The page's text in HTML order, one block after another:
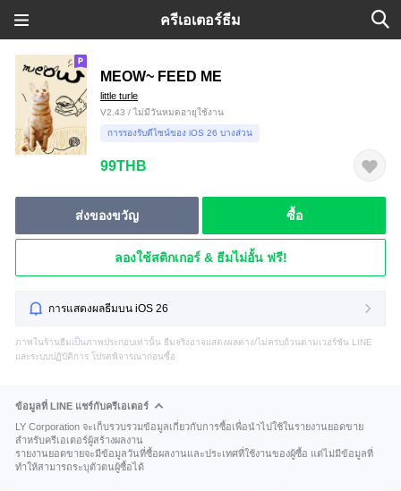
ครีเอเตอร์ธีม
MEOW~ FEED ME
little turle
V2.43 / ไม่มีวันหมดอายุใช้งาน
การรองรับดีไซน์ของ iOS 26 บางส่วน
99THB
ส่งของขวัญ ซื้อ
ลองใช้สติกเกอร์ & ธีมไม่อั้น ฟรี!
การแสดงผลธีมบน iOS 26
ภาพในร้านธีมเป็นภาพประกอบเท่านั้น ธีมจริงอาจแสดงผลต่าง/ไม่ครบถ้วนตามเวอร์ชัน LINE
และระบบปฏิบัติการ โปรดพิจารณาก่อนซื้อ
ข้อมูลที่ LINE แชร์กับครีเอเตอร์
LY Corporation จะเก็บรวบรวมข้อมูลเกี่ยวกับการซื้อเพื่อนำไปใช้ในรายงานยอดขาย
สำหรับครีเอเตอร์ผู้สร้างผลงาน
รายงานยอดขายจะมีข้อมูลวันที่ซื้อผลงานและประเทศที่ใช้งานของผู้ซื้อ แต่ไม่มีข้อมูลที่
ทำให้สามารถระบุตัวตนผู้ซื้อได้